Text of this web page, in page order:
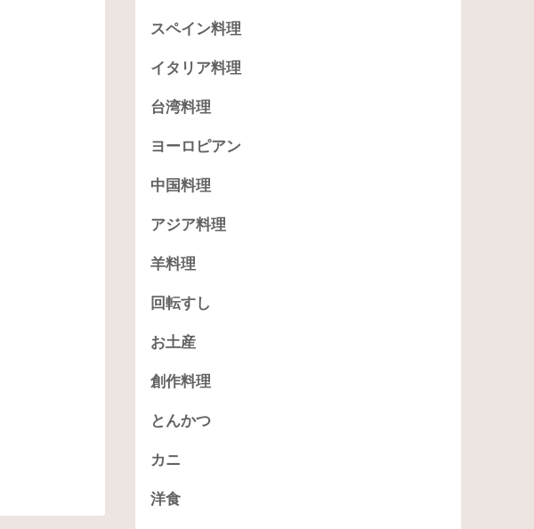
スペイン料理
イタリア料理
台湾料理
ヨーロピアン
中国料理
アジア料理
羊料理
回転すし
お土産
創作料理
とんかつ
カニ
洋食